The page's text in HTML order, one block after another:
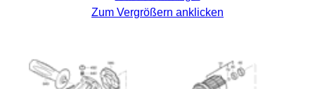
Zum Vergrößern anklicken